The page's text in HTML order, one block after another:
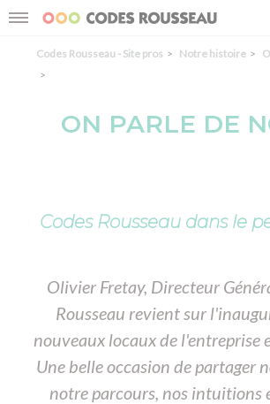
Menu
Codes Rousseau - Site pros Notre histoire
ON PARLE DE
Codes Rousseau dans le
Olivier Fretay, Directeur
Rousseau revient sur
nouveaux locaux de l'entreprise
Une belle occasion de partager
notre parcours, nos intuitions
Panneau de gestion des cookies